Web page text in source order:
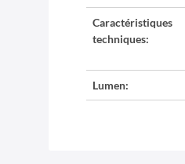
Caractéristiques
techniques:
Lumen: